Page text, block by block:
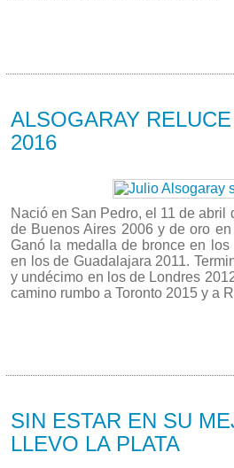
ALSOGARAY
2016
Nació en San Pedro, el 11 de
de Buenos Aires 2006 y de oro
Ganó la medalla de bronce en
en los de Guadalajara 2011.
y undécimo en los de Londres
camino rumbo a Toronto 2015 y a
SIN ESTAR EN SU
LLEVO LA PLATA